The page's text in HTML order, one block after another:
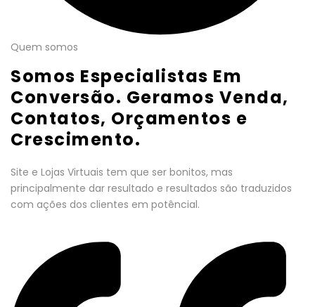
Quem somos
Somos Especialistas Em
Conversão. Geramos Venda,
Contatos, Orçamentos e
Crescimento.
Site e Lojas Virtuais tem que ser bonitos, mas
principalmente dar resultado e resultados são traduzidos
com ações dos clientes em potêncial.